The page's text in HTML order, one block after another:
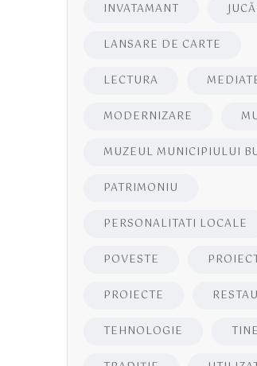
INVATAMANT
LANSARE DE CARTE
LECTURA
MODERNIZARE
MUZEUL MUNICIPIULUI
PATRIMONIU
PERSONALITATI LOCALE
POVESTE
PROIECTE
TEHNOLOGIE